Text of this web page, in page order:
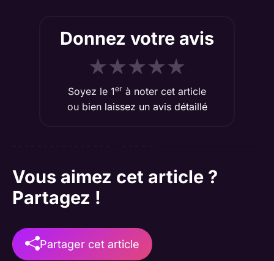
Donnez votre avis
★★★★★
Soyez le 1er à noter cet article
ou bien laissez un avis détaillé
Vous aimez cet article ?
Partagez !
Partager cet article